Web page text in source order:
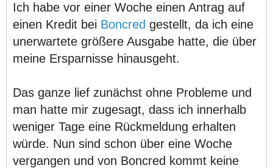
Ich habe vor einer Woche einen Antrag auf
einen Kredit bei Boncred gestellt, da ich eine
unerwartete größere Ausgabe hatte, die über
meine Ersparnisse hinausgeht.
Das ganze lief zunächst ohne Probleme und
man hatte mir zugesagt, dass ich innerhalb
weniger Tage eine Rückmeldung erhalten
würde. Nun sind schon über eine Woche
vergangen und von Boncred kommt keine